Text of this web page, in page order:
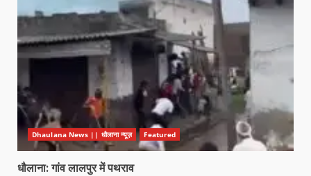
Dhaulana News || धौलाना न्यूज़ Featured
धौलाना: गांव लालपुर में पथराव